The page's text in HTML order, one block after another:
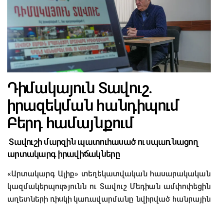
Դիմակայուն Տավուշ.
իրազեկման հանդիպում
Բերդ համայնքում
Տավուշի մարզին պատուհասած ու սպառնացող
արտակարգ իրավիճակները
«Արտակարգ Ալիք» տեղեկատվական հասարակական
կազմակերպությունն ու Տավուշ Մեդիան ամփոփեցին
աղետների ռիսկի կառավարմանը նվիրված հանրային